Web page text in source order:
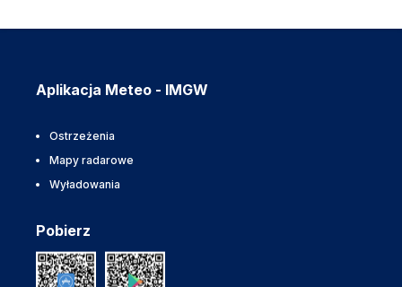
Aplikacja Meteo - IMGW
Ostrzeżenia
Mapy radarowe
Wyładowania
Pobierz